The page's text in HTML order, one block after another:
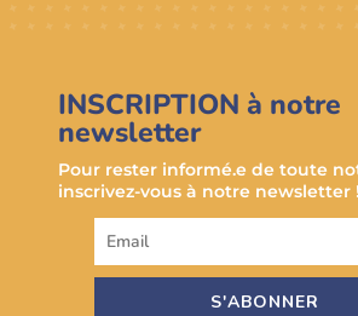
INSCRIPTION à notre
newsletter
Pour rester informé.e de toute
inscrivez-vous à notre newsletter !
S'ABONNER